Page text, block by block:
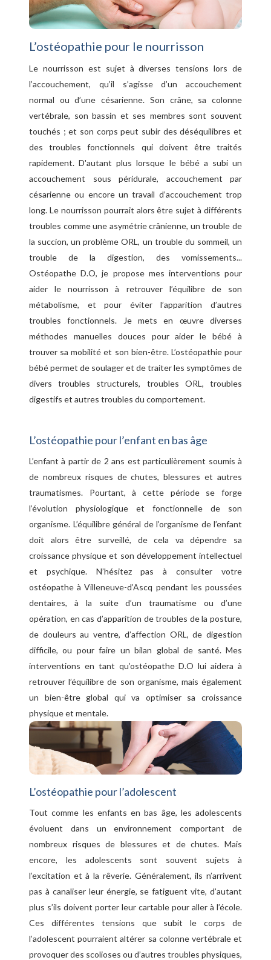
L’ostéopathie pour le nourrisson
Le nourrisson est sujet à diverses tensions lors de
l’accouchement, qu’il s’agisse d’un accouchement
normal ou d’une césarienne. Son crâne, sa colonne
vertébrale, son bassin et ses membres sont souvent
touchés ; et son corps peut subir des déséquilibres et
des troubles fonctionnels qui doivent être traités
rapidement. D'autant plus lorsque le bébé a subi un
accouchement sous péridurale, accouchement par
césarienne ou encore un travail d’accouchement trop
long. Le nourrisson pourrait alors être sujet à différents
troubles comme une asymétrie crânienne, un trouble de
la succion, un problème ORL, un trouble du sommeil, un
trouble de la digestion, des vomissements...
Ostéopathe D.O, je propose mes interventions pour
aider le nourrisson à retrouver l’équilibre de son
métabolisme, et pour éviter l’apparition d’autres
troubles fonctionnels. Je mets en œuvre diverses
méthodes manuelles douces pour aider le bébé à
trouver sa mobilité et son bien-être. L’ostéopathie pour
bébé permet de soulager et de traiter les symptômes de
divers troubles structurels, troubles ORL, troubles
digestifs et autres troubles du comportement.
L’ostéopathie pour l’enfant en bas âge
L’enfant à partir de 2 ans est particulièrement soumis à
de nombreux risques de chutes, blessures et autres
traumatismes. Pourtant, à cette période se forge
l’évolution physiologique et fonctionnelle de son
organisme. L’équilibre général de l’organisme de l’enfant
doit alors être surveillé, de cela va dépendre sa
croissance physique et son développement intellectuel
et psychique. N’hésitez pas à consulter votre
ostéopathe à Villeneuve-d’Ascq pendant les poussées
dentaires, à la suite d’un traumatisme ou d’une
opération, en cas d’apparition de troubles de la posture,
de douleurs au ventre, d’affection ORL, de digestion
difficile, ou pour faire un bilan global de santé. Mes
interventions en tant qu’ostéopathe D.O lui aidera à
retrouver l’équilibre de son organisme, mais également
un bien-être global qui va optimiser sa croissance
physique et mentale.
L’ostéopathie pour l’adolescent
Tout comme les enfants en bas âge, les adolescents
évoluent dans un environnement comportant de
nombreux risques de blessures et de chutes. Mais
encore, les adolescents sont souvent sujets à
l’excitation et à la rêverie. Généralement, ils n’arrivent
pas à canaliser leur énergie, se fatiguent vite, d’autant
plus s’ils doivent porter leur cartable pour aller à l’école.
Ces différentes tensions que subit le corps de
l’adolescent pourraient altérer sa colonne vertébrale et
provoquer des scolioses ou d’autres troubles physiques,